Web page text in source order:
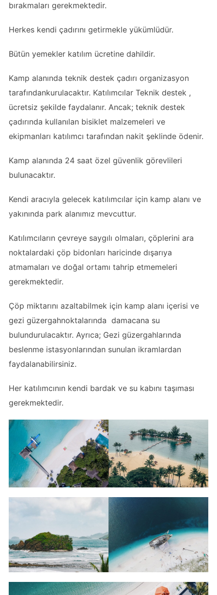
bırakmaları gerekmektedir.
Herkes kendi çadırını getirmekle yükümlüdür.
Bütün yemekler katılım ücretine dahildir.
Kamp alanında teknik destek çadırı organizasyon
tarafındankurulacaktır. Katılımcılar Teknik destek ,
ücretsiz şekilde faydalanır. Ancak; teknik destek
çadırında kullanılan bisiklet malzemeleri ve
ekipmanları katılımcı tarafından nakit şeklinde ödenir.
Kamp alanında 24 saat özel güvenlik görevlileri
bulunacaktır.
Kendi aracıyla gelecek katılımcılar için kamp alanı ve
yakınında park alanımız mevcuttur.
Katılımcıların çevreye saygılı olmaları, çöplerini ara
noktalardaki çöp bidonları haricinde dışarıya
atmamaları ve doğal ortamı tahrip etmemeleri
gerekmektedir.
Çöp miktarını azaltabilmek için kamp alanı içerisi ve
gezi güzergahnoktalarında damacana su
bulundurulacaktır. Ayrıca; Gezi güzergahlarında
beslenme istasyonlarından sunulan ikramlardan
faydalanabilirsiniz.
Her katılımcının kendi bardak ve su kabını taşıması
gerekmektedir.